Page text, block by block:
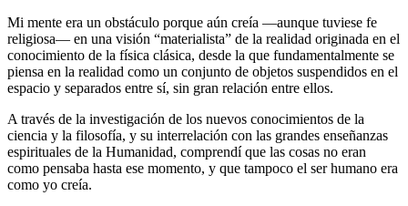
Mi mente era un obstáculo porque aún creía —aunque tuviese fe
religiosa— en una visión “materialista” de la realidad originada en el
conocimiento de la física clásica, desde la que fundamentalmente se
piensa en la realidad como un conjunto de objetos suspendidos en el
espacio y separados entre sí, sin gran relación entre ellos.
A través de la investigación de los nuevos conocimientos de la
ciencia y la filosofía, y su interrelación con las grandes enseñanzas
espirituales de la Humanidad, comprendí que las cosas no eran
como pensaba hasta ese momento, y que tampoco el ser humano era
como yo creía.